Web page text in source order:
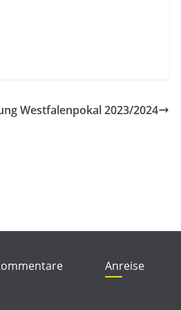
Westfalenpokal 2023/2024
Anreise